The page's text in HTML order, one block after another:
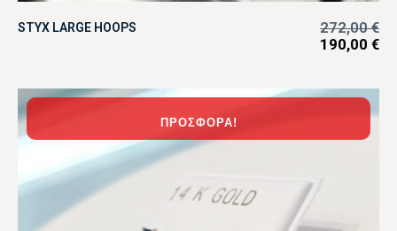
STYX LARGE HOOPS 272,00€
190,00 €
ΠΡΟΣΦΟΡΆ!